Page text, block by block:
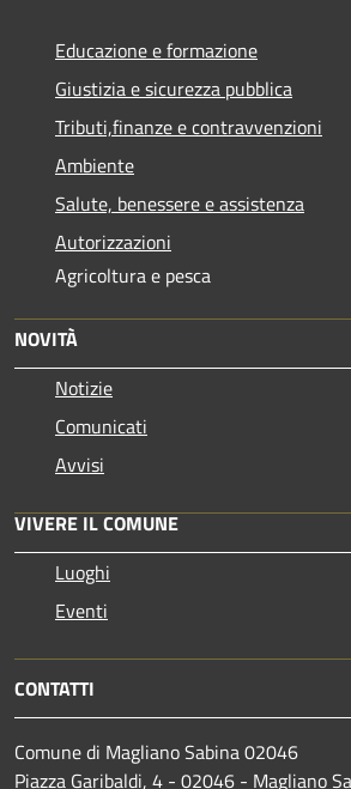
Educazione e formazione
Giustizia e sicurezza pubblica
Tributi,finanze e contravvenzioni
Ambiente
Salute, benessere e assistenza
Autorizzazioni
Agricoltura e pesca
NOVITÀ
Notizie
Comunicati
Avvisi
VIVERE IL COMUNE
Luoghi
Eventi
CONTATTI
Comune di Magliano Sabina 02046
Piazza Garibaldi, 4 - 02046 - Magliano